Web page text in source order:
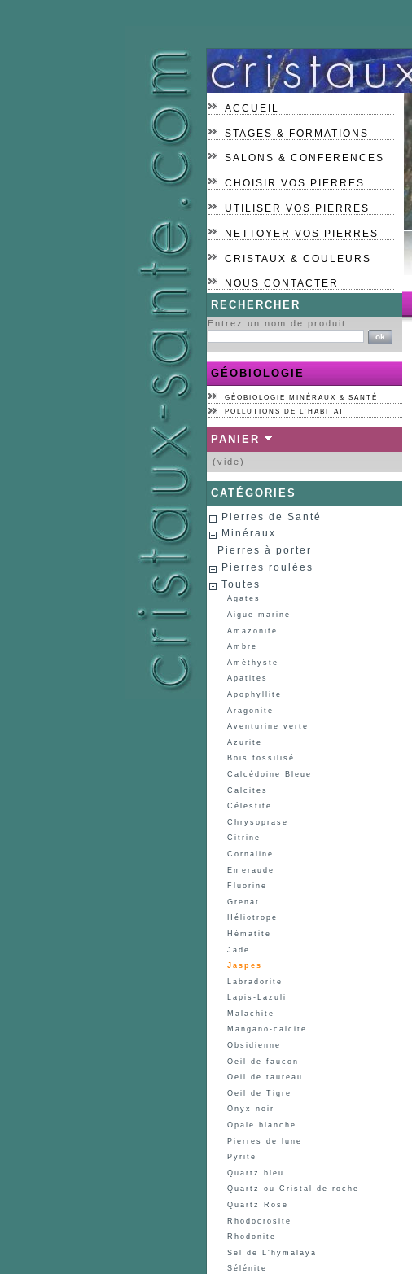
ACCUEIL
STAGES & FORMATIONS
SALONS & CONFERENCES
CHOISIR VOS PIERRES
UTILISER VOS PIERRES
NETTOYER VOS PIERRES
CRISTAUX & COULEURS
NOUS CONTACTER
RECHERCHER
Entrez un nom de produit
GÉOBIOLOGIE
GÉOBIOLOGIE MINÉRAUX & SANTÉ
POLLUTIONS DE L'HABITAT
PANIER
(vide)
CATÉGORIES
Pierres de Santé
Minéraux
Pierres à porter
Pierres roulées
Toutes
Agates
Aigue-marine
Amazonite
Ambre
Améthyste
Apatites
Apophyllite
Aragonite
Aventurine verte
Azurite
Bois fossilisé
Calcédoine Bleue
Calcites
Célestite
Chrysoprase
Citrine
Cornaline
Emeraude
Fluorine
Grenat
Héliotrope
Hématite
Jade
Jaspes
Labradorite
Lapis-Lazuli
Malachite
Mangano-calcite
Obsidienne
Oeil de faucon
Oeil de taureau
Oeil de Tigre
Onyx noir
Opale blanche
Pierres de lune
Pyrite
Quartz bleu
Quartz ou Cristal de roche
Quartz Rose
Rhodocrosite
Rhodonite
Sel de L'hymalaya
Sélénite